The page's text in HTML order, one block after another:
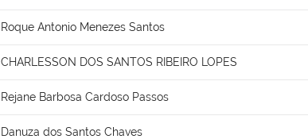
Roque Antonio Menezes Santos
CHARLESSON DOS SANTOS RIBEIRO LOPES
Rejane Barbosa Cardoso Passos
Danuza dos Santos Chaves